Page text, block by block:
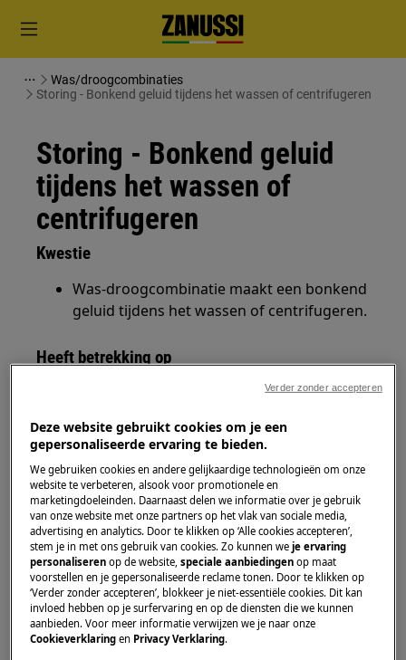
Was/droogcombinaties
Storing - Bonkend geluid tijdens het wassen of centrifugeren
Storing - Bonkend geluid
tijdens het wassen of
centrifugeren
Kwestie
Was-droogcombinatie maakt een bonkend
geluid tijdens het wassen of centrifugeren.
Heeft betrekking op
Oplossing
Controleer of het toestel waterpas en
stabiel staat op de vloer.
Als het apparaat op een houten vloer staat
verstevig dan de vloer met behulp van een
multiplex plaat die vastgeschroefd wordt
aan de vloer.
Indien het toestel op een laminaatvloer
staat, verwijder het laminaatgedeelte
onder de machine.
Deze website gebruikt cookies om je een
gepersonaliseerde ervaring te bieden.
We gebruiken cookies en andere gelijkaardige technologieën om onze
website te verbeteren, alsook voor promotionele en
marketingdoeleinden. Daarnaast delen we informatie over je gebruik
van onze website met onze partners op het vlak van sociale media,
advertising en analytics. Door te klikken op ‘Alle cookies accepteren’,
stem je in met ons gebruik van cookies. Zo kunnen weje ervaring
personaliseren op de website,speciale aanbiedingen op maat
voorstellen en je gepersonaliseerde reclame tonen. Door te klikken op
‘Verder zonder accepteren’, blokkeer je niet-essentiële cookies. Dit kan
invloed hebben op je surfervaring en op de diensten die we kunnen
aanbieden. Voor meer informatie verwijzen we je naar onze
Cookieverklaring en Privacy Verklaring.
Verder zonder accepteren